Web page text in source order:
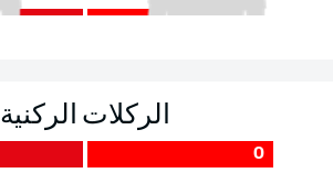
الركلات الركنية
0